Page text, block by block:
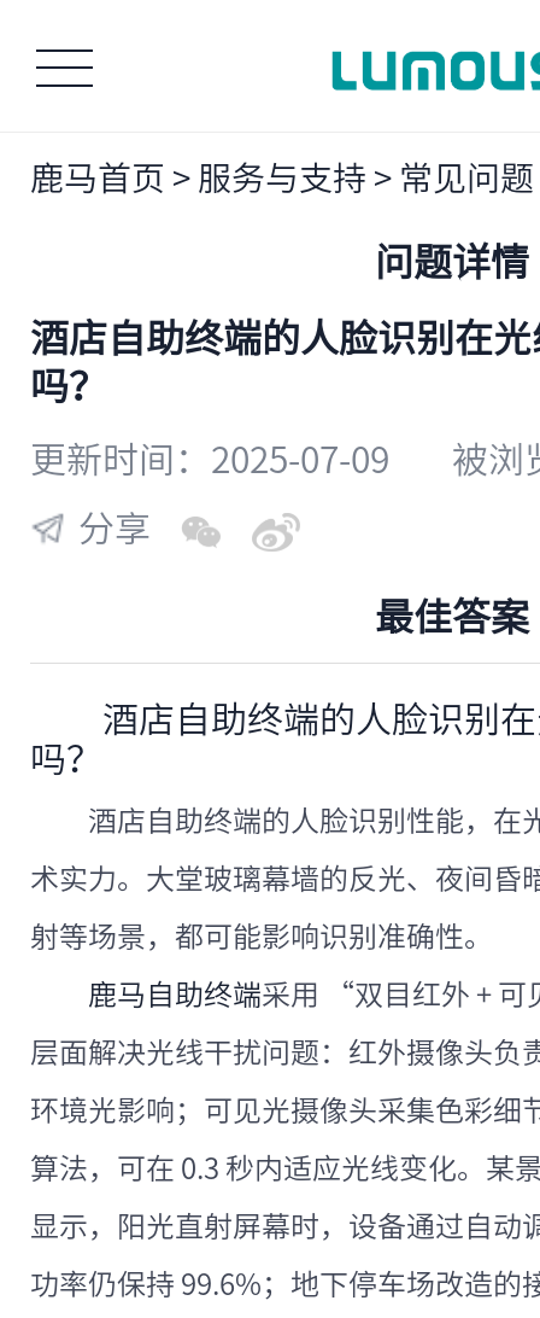
鹿马首页 > 服务与支持 > 常见问题
问题详情
酒店自助终端的人脸识别在
吗？
更新时间：2025-07-09
被浏
分享
最佳答案
酒店自助终端的人脸识别
吗？
酒店自助终端的人脸识别性能，在
术实力。大堂玻璃幕墙的反光、夜间昏
射等场景，都可能影响识别准确性。
鹿马自助终端采用 “双目红外 +
层面解决光线干扰问题：红外摄像头负
环境光影响；可见光摄像头采集色彩细
算法，可在 0.3 秒内适应光线变化。某
显示，阳光直射屏幕时，设备通过自动
功率仍保持 99.6%；地下停车场改造的